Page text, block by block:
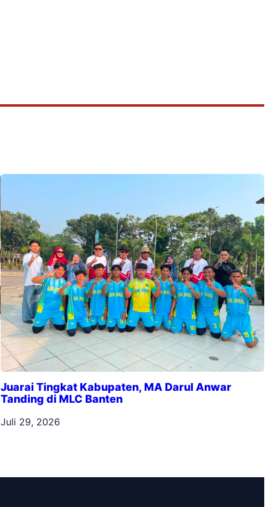
Juarai Tingkat Kabupaten, MA Darul Anwar
Tanding di MLC Banten
Juli 29, 2026